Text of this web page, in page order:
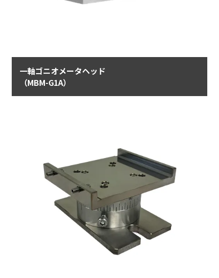
一軸ゴニオメータヘッド
（MBM-G1A）